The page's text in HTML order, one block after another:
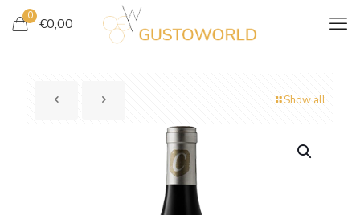
0 €0,00
Show all